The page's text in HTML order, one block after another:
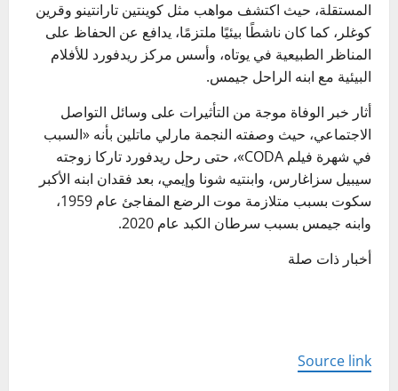
المستقلة، حيث اكتشف مواهب مثل كوينتين تارانتينو وقرين
كوغلر، كما كان ناشطًا بيئيًا ملتزمًا، يدافع عن الحفاظ على
المناظر الطبيعية في يوتاه، وأسس مركز ريدفورد للأفلام
البيئية مع ابنه الراحل جيمس.
أثار خبر الوفاة موجة من التأثيرات على وسائل التواصل
الاجتماعي، حيث وصفته النجمة مارلي ماتلين بأنه «السبب
في شهرة فيلم CODA»، حتى رحل ريدفورد تاركا زوجته
سيبيل سزاغارس، وابنتيه شونا وإيمي، بعد فقدان ابنه الأكبر
سكوت بسبب متلازمة موت الرضع المفاجئ عام 1959،
وابنه جيمس بسبب سرطان الكبد عام 2020.
أخبار ذات صلة
Source link